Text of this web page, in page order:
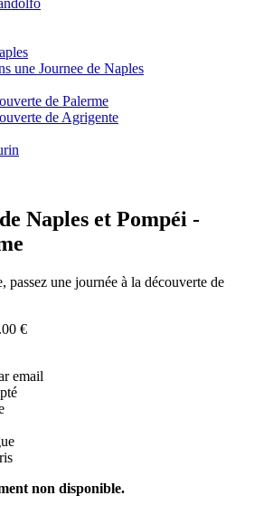
une Journee de Naples
de Palerme
de Agrigente
Naples et Pompéi -
passez une journée à la découverte de
€
email
non disponible.